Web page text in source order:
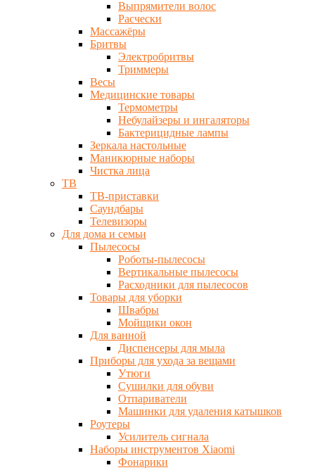
Выпрямители волос
Расчески
Массажёры
Бритвы
Электробритвы
Триммеры
Весы
Медицинские товары
Термометры
Небулайзеры и ингаляторы
Бактерицидные лампы
Зеркала настольные
Маникюрные наборы
Чистка лица
ТВ
ТВ-приставки
Саундбары
Телевизоры
Для дома и семьи
Пылесосы
Роботы-пылесосы
Вертикальные пылесосы
Расходники для пылесосов
Товары для уборки
Швабры
Мойщики окон
Для ванной
Диспенсеры для мыла
Приборы для ухода за вещами
Утюги
Сушилки для обуви
Отпариватели
Машинки для удаления катышков
Роутеры
Усилитель сигнала
Наборы инструментов Xiaomi
Фонарики